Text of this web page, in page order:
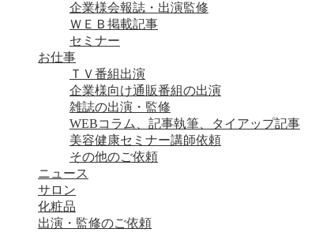
企業様会報誌・出演監修
ＷＥＢ掲載記事
セミナー
お仕事
ＴＶ番組出演
企業様向け通販番組の出演
雑誌の出演・監修
WEBコラム、記事執筆、タイアップ記事
美容健康セミナー講師依頼
その他のご依頼
ニュース
サロン
化粧品
出演・監修のご依頼